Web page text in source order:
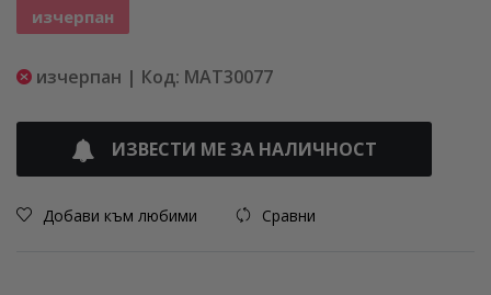
изчерпан
изчерпан | Код: MAT30077
ИЗВЕСТИ МЕ ЗА НАЛИЧНОСТ
Добави към любими Сравни